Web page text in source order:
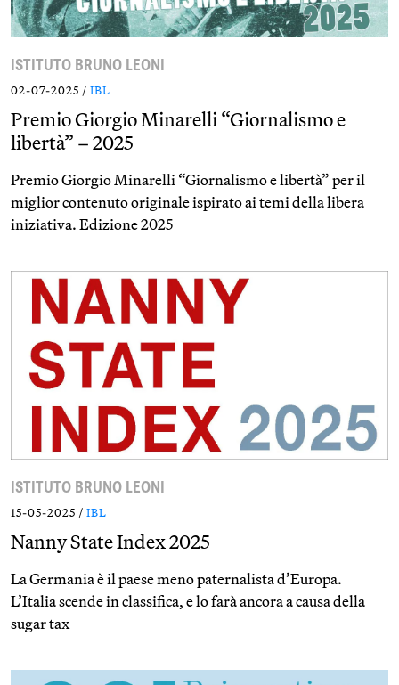
ISTITUTO BRUNO LEONI
02-07-2025 / IBL
Premio Giorgio Minarelli “Giornalismo e
libertà” – 2025
Premio Giorgio Minarelli “Giornalismo e libertà” per il
miglior contenuto originale ispirato ai temi della libera
iniziativa. Edizione 2025
ISTITUTO BRUNO LEONI
15-05-2025 / IBL
Nanny State Index 2025
La Germania è il paese meno paternalista d’Europa.
L’Italia scende in classifica, e lo farà ancora a causa della
sugar tax